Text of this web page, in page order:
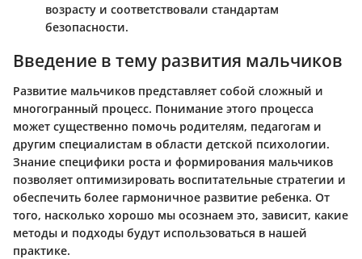
возрасту и соответствовали стандартам
безопасности.
Введение в тему развития мальчиков
Развитие мальчиков представляет собой сложный и
многогранный процесс. Понимание этого процесса
может существенно помочь родителям, педагогам и
другим специалистам в области детской психологии.
Знание специфики роста и формирования мальчиков
позволяет оптимизировать воспитательные стратегии и
обеспечить более гармоничное развитие ребенка. От
того, насколько хорошо мы осознаем это, зависит, какие
методы и подходы будут использоваться в нашей
практике.